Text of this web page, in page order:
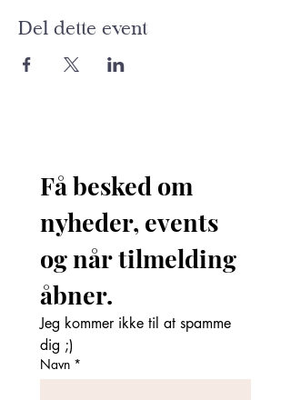
Del dette event
Få besked om
nyheder, events
og når tilmelding
Jeg kommer ikke til at spamme
dig ;)
Navn *